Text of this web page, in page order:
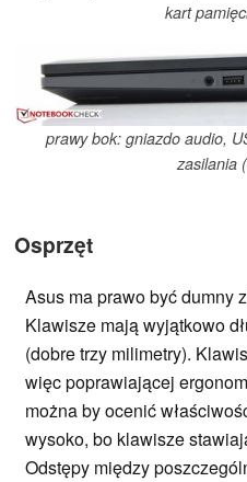
kart
prawy bok: gniazdo audio,
zasilania
Osprzęt
Asus ma prawo być dumny
Klawisze mają wyjątkowo
(dobre trzy milimetry).
więc poprawiającej
można by ocenić
wysoko, bo klawisze
Odstępy między